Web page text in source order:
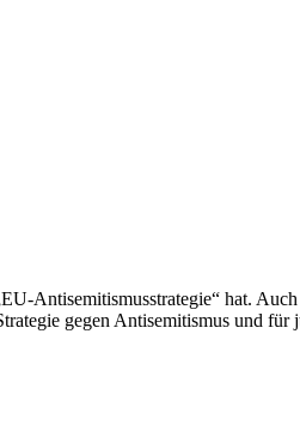
Antisemitismusstrategie“ hat.
gegen Antisemitismus und für